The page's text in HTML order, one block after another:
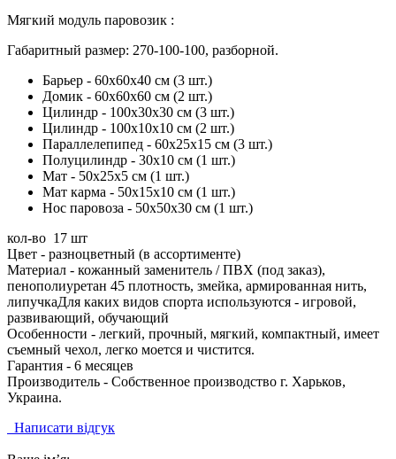
Мягкий модуль паровозик​ :
Габаритный размер: 270-100-100, разборной.
Барьер - 60x60x40 см (3 шт.)
Домик - 60x60x60 см (2 шт.)
Цилиндр - 100x30x30 см (3 шт.)
Цилиндр - 100x10x10 см (2 шт.)
Параллелепипед - 60x25x15 см (3 шт.)
Полуцилиндр - 30x10 см (1 шт.)
Мат - 50x25x5 см (1 шт.)
Мат карма - 50x15x10 см (1 шт.)
Нос паровоза - 50x50x30 см (1 шт.)
кол-во 17 шт
Цвет - разноцветный (в ассортименте)
Материал - кожанный заменитель / ПВХ (под заказ),
пенополиуретан 45 плотность, змейка, армированная нить,
липучкаДля каких видов спорта используются - игровой,
развивающий, обучающий
Особенности - легкий, прочный, мягкий, компактный, имеет
съемный чехол, легко моется и чистится.
Гарантия - 6 месяцев
Производитель - Собственное производство г. Харьков,
Украина.
Написати відгук